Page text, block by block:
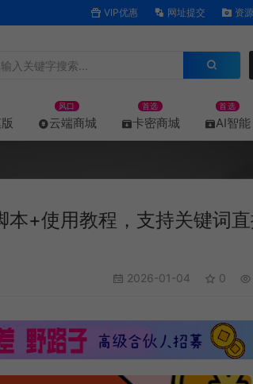
VIP优惠 网址提交 资
云端商城
风口
卡密商城
首选
AI智能
首选
本+使用教程，支持关键词
2026-01-04 0